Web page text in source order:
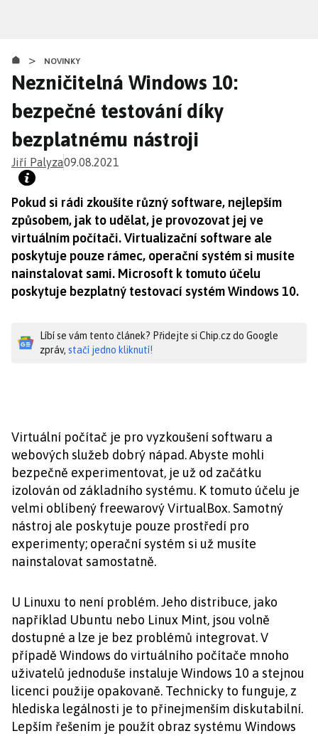
obsahu
> NOVINKY
Nezničitelná Windows 10:
bezpečné testování díky
bezplatnému nástroji
Jiří Palyza09.08.2021
Pokud si rádi zkoušíte různý software, nejlepším
způsobem, jak to udělat, je provozovat jej ve
virtuálním počítači. Virtualizační software ale
poskytuje pouze rámec, operační systém si musíte
nainstalovat sami. Microsoft k tomuto účelu
poskytuje bezplatný testovací systém Windows 10.
Líbí se vám tento článek? Přidejte si Chip.cz do Google
zpráv, stačí jedno kliknutí!
Virtuální počítač je pro vyzkoušení softwaru a
webových služeb dobrý nápad. Abyste mohli
bezpečně experimentovat, je už od začátku
izolován od základního systému. K tomuto účelu je
velmi oblíbený freewarový VirtualBox. Samotný
nástroj ale poskytuje pouze prostředí pro
experimenty; operační systém si už musíte
nainstalovat samostatně.
U Linuxu to není problém. Jeho distribuce, jako
například Ubuntu nebo Linux Mint, jsou volně
dostupné a lze je bez problémů integrovat. V
případě Windows do virtuálního počítače mnoho
uživatelů jednoduše instaluje Windows 10 a stejnou
licenci použije opakovaně. Technicky to funguje, z
hlediska legálnosti je to přinejmenším diskutabilní.
Lepším řešením je použít obraz systému Windows